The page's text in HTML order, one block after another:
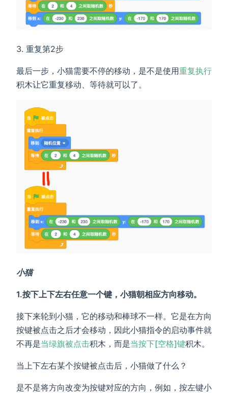
重复第2步
最后一步，小猫需要不停的移动，是不是使用重复执行
积木让它重复移动、等待就可以了。
小猫
1.按下上下左右任意一个键，小猫朝相应方向移动。
接下来轮到小猫，它的移动和棒球不一样。它是在方向
按键被点击之后才会移动，因此小猫指令的启动事件就
不再是当绿旗被点击积木，而是当按下[空格]键积木。
当上下左右某个按键被点击后，小猫做了什么？
是不是将方向改变为按键对应的方向，例如，按左键小